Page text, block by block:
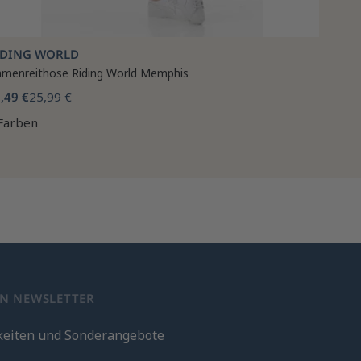
WORLD
Riding World Memphis
€25,99 €
NEWSLETTER
und Sonderangebote